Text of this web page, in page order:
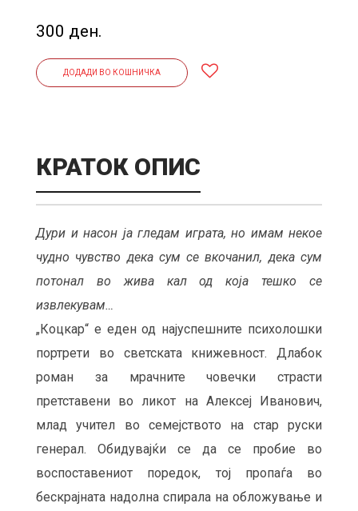
300 ден.
ДОДАДИ ВО КОШНИЧКА
КРАТОК ОПИС
Дури и насон ја гледам играта, но имам некое
чудно чувство дека сум се вкочанил, дека сум
потонал во жива кал од која тешко се
извлекувам…
„Коцкар“ е еден од најуспешните психолошки
портрети во светската книжевност. Длабок
роман за мрачните човечки страсти
претставени во ликот на Алексеј Иванович,
млад учител во семејството на стар руски
генерал. Обидувајќи се да се пробие во
воспоставениот поредок, тој пропаѓа во
бескрајната надолна спирала на обложување и